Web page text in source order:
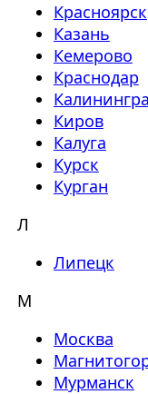
Красноярск
Казань
Кемерово
Краснодар
Киров
Калуга
Курск
Курган
Л
Липецк
М
Москва
Мурманск